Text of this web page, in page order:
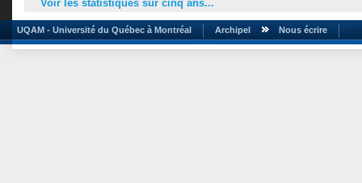
Voir les statistiques sur cinq ans...
UQAM - Université du Québec à Montréal Archipel Nous écrire